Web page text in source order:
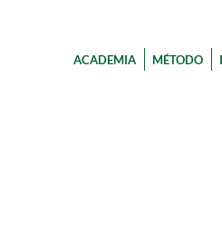
ACADEMIA MÉTODO